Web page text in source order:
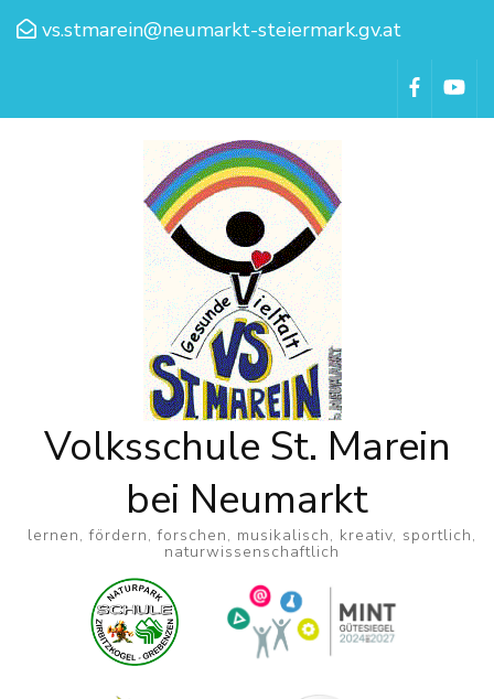
vs.stmarein@neumarkt-steiermark.gv.at
Volksschule St. Marein
bei Neumarkt
lernen, fördern, forschen, musikalisch, kreativ, sportlich,
naturwissenschaftlich